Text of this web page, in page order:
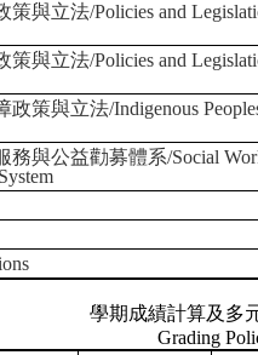
與立法/Policies and
與立法/Policies and
策與立法/Indigenous
與公益勸募體系/Social
學期成績計算及多
Grading